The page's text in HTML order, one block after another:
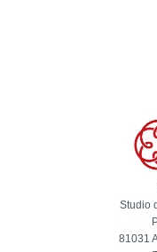
Studio
81031